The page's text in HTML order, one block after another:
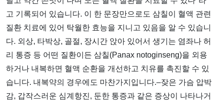
고 기록되어 있습니다. 이 한 문장만으로도 삼칠이 혈액 관련
질환 치료에 있어 탁월한 효능을 지니고 있음을 알 수 있습니
다. 외상, 타박상, 골절, 장시간 앉아 있어서 생기는 염좌나 허
리 통증 등 어떤 질환이든 삼칠(Panax notoginseng)을 외용
하거나 내복하면 혈액 순환을 개선하고 치유를 촉진할 수 있
습니다. 내복약의 경우에도 마찬가지입니다.–잦은 가슴 압박
감, 갑작스러운 심계항진, 둔한 통증과 같은 증상이 나타나거